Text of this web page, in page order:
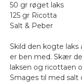
50 gr røget laks
125 gr Ricotta
Salt & Peber
Skild den kogte laks
er ben med. Skær
laksen og ricottaen
Smages til med salt